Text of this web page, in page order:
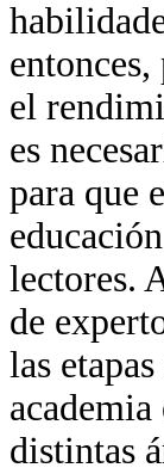
el
es
para que
lectores.
de
las
distintas